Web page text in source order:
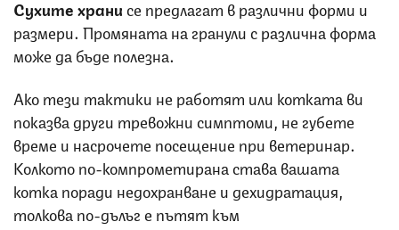
Сухите хранисе предлагат в различни форми и
размери. Промяната на гранули с различна форма
може да бъде полезна.
Ако тези тактики не работят или котката ви
показва други тревожни симптоми, не губете
време и насрочете посещение при ветеринар.
Колкото по-компрометирана става вашата
котка поради недохранване и дехидратация,
толкова по-дълъг е пътят към